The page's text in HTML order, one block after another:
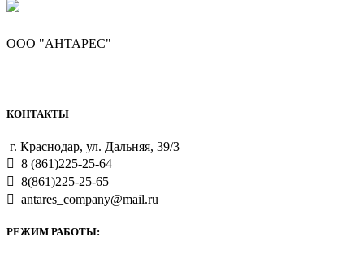
ООО "АНТАРЕС"
КОНТАКТЫ
г. Краснодар, ул. Дальняя, 39/3
8 (861)225-25-64
8(861)225-25-65
antares_company@mail.ru
РЕЖИМ РАБОТЫ: